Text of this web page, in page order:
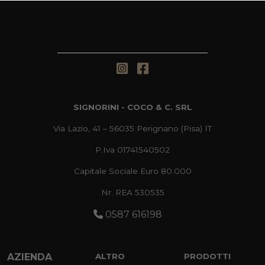
SIGNORINI - COCO & C. SRL
Via Lazio, 41 – 56035 Perignano (Pisa) IT
P.Iva 01741540502
Capitale Sociale Euro 80.000
Nr. REA 530535
0587 616198
AZIENDA ALTRO PRODOTTI